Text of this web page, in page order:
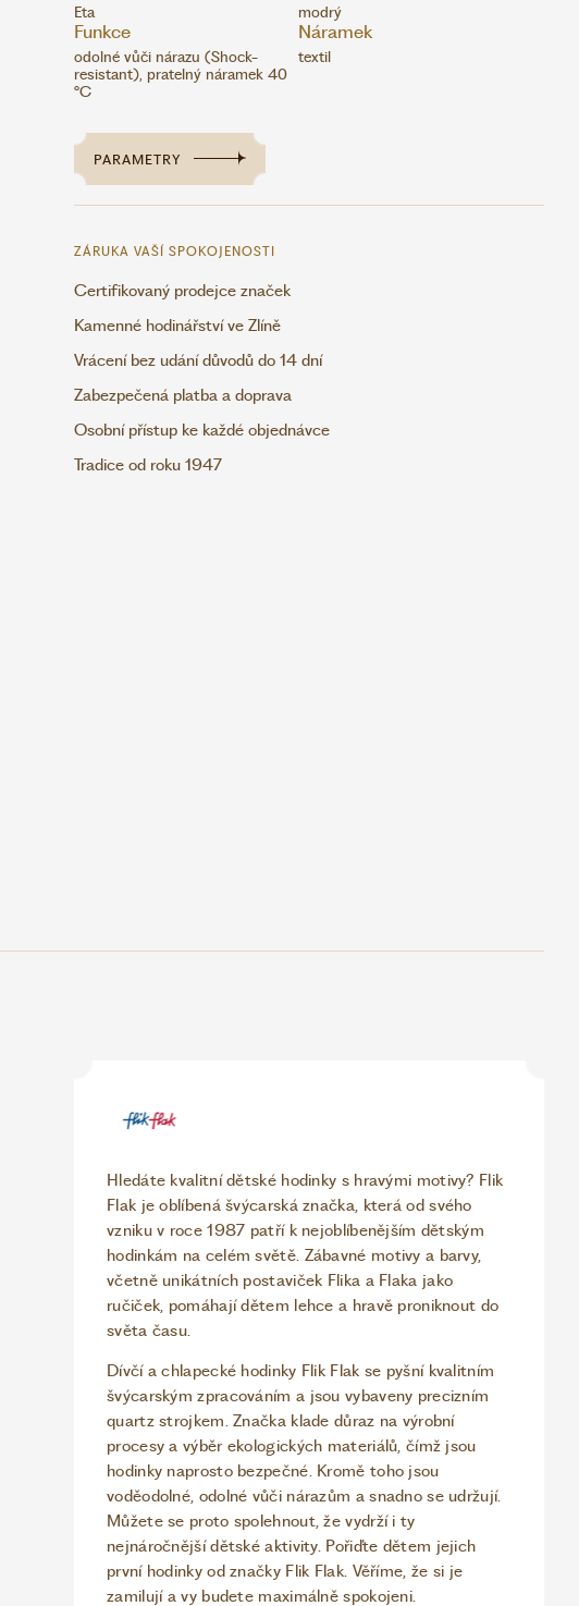
Eta modrý
Funkce
odolné vůči nárazu (Shock-
resistant), pratelný náramek 40
°C
Náramek
textil
PARAMETRY
ZÁRUKA VAŠÍ SPOKOJENOSTI
Certifikovaný prodejce značek
Kamenné hodinářství ve Zlíně
Vrácení bez udání důvodů do 14 dní
Zabezpečená platba a doprava
Osobní přístup ke každé objednávce
Tradice od roku 1947
Hledáte kvalitní dětské hodinky s hravými motivy? Flik
Flak je oblíbená švýcarská značka, která od svého
vzniku v roce 1987 patří k nejoblíbenějším dětským
hodinkám na celém světě. Zábavné motivy a barvy,
včetně unikátních postaviček Flika a Flaka jako
ručiček, pomáhají dětem lehce a hravě proniknout do
světa času.
Dívčí a chlapecké hodinky Flik Flak se pyšní kvalitním
švýcarským zpracováním a jsou vybaveny precizním
quartz strojkem. Značka klade důraz na výrobní
procesy a výběr ekologických materiálů, čímž jsou
hodinky naprosto bezpečné. Kromě toho jsou
voděodolné, odolné vůči nárazům a snadno se udržují.
Můžete se proto spolehnout, že vydrží i ty
nejnáročnější dětské aktivity. Pořiďte dětem jejich
první hodinky od značky Flik Flak. Věříme, že si je
zamilují a vy budete maximálně spokojeni.